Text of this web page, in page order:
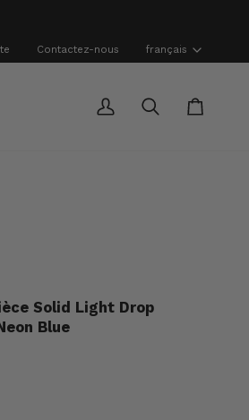
Contactez-nous Langue
français
Mon
RecherchePanier
Solid Light Drop
Blue